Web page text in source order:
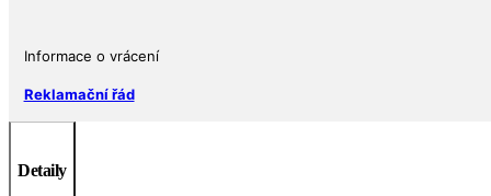
Informace o vrácení
Reklamační řád
Detaily